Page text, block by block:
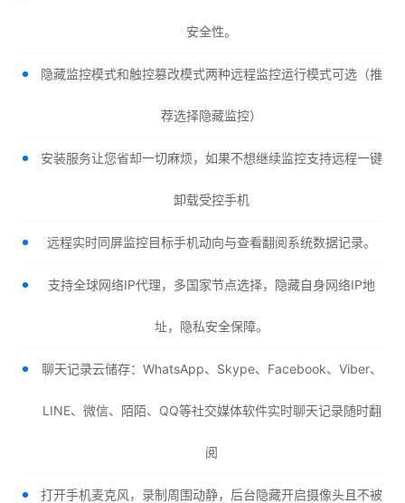
安全性。
隐藏监控模式和触控篡改模式两种远程监控运行模式可选（推
荐选择隐藏监控）
安装服务让您省却一切麻烦，如果不想继续监控支持远程一键
卸载受控手机
远程实时同屏监控目标手机动向与查看翻阅系统数据记录。
支持全球网络IP代理，多国家节点选择，隐藏自身网络IP地
址，隐私安全保障。
聊天记录云储存：WhatsApp、Skype、Facebook、Viber、
LINE、微信、陌陌、QQ等社交媒体软件实时聊天记录随时翻
阅
打开手机麦克风，录制周围动静，后台隐藏开启摄像头且不被